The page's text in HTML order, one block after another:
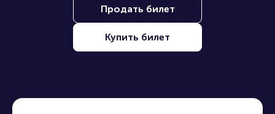
Продать билет
Купить билет